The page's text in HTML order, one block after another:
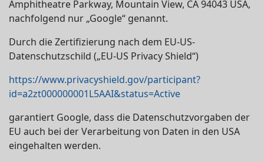
Amphitheatre Parkway, Mountain View, CA 94043 USA,
nachfolgend nur „Google“ genannt.
Durch die Zertifizierung nach dem EU-US-
Datenschutzschild („EU-US Privacy Shield“)
https://www.privacyshield.gov/participant?
id=a2zt000000001L5AAI&status=Active
garantiert Google, dass die Datenschutzvorgaben der
EU auch bei der Verarbeitung von Daten in den USA
eingehalten werden.